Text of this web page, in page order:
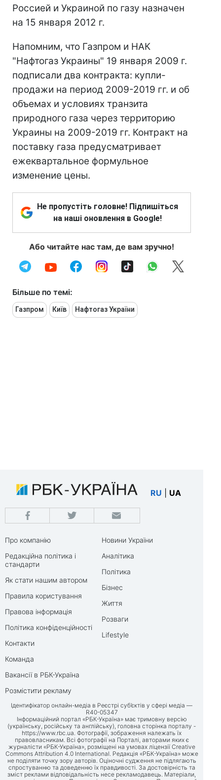
Россией и Украиной по газу назначен
на 15 января 2012 г.
Напомним, что Газпром и НАК
"Нафтогаз Украины" 19 января 2009 г.
подписали два контракта: купли-
продажи на период 2009-2019 гг. и об
объемах и условиях транзита
природного газа через территорию
Украины на 2009-2019 гг. Контракт на
поставку газа предусматривает
ежеквартальное формульное
изменение цены.
Не пропустіть головне! Підпишіться
на наші оновлення в Google!
Або читайте нас там, де вам зручно!
Більше по темі:
Газпром Київ Нафтогаз України
RU UA
Про компанію
Редакційна політика і
стандарти
Як стати нашим автором
Правила користування
Правова інформація
Політика конфіденційності
Контакти
Команда
Вакансії в РБК-Україна
Розмістити рекламу
Новини України
Аналітика
Політика
Бізнес
Життя
Розваги
Lifestyle
Ідентифікатор онлайн-медіа в Реєстрі суб’єктів у сфері медіа —
R40-05347
Інформаційний портал «РБК-Україна» має тримовну версію
(українську, російську та англійську), головна сторінка порталу -
https://www.rbc.ua. Фотографії, зображення належать їх
правовласникам. Всі фотографії на Порталі, авторами яких є
журналісти «РБК-Україна», розміщені на умовах ліцензії Creative
Commons Attribution 4.0 International. Редакція «РБК-Україна» може
не поділяти точку зору авторів. Оціночні судження не підлягають
спростуванню та доведенню їх правдивості. За достовірність та
зміст реклами відповідальність несе рекламодавець. Матеріали,